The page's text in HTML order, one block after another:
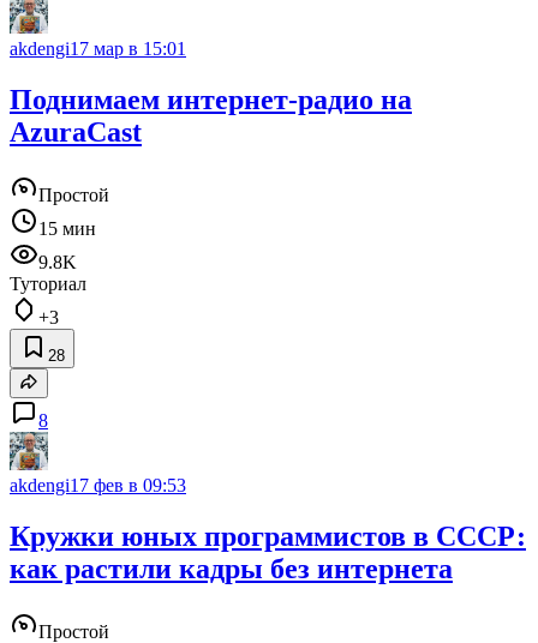
akdengi17 мар в 15:01
Поднимаем интернет-радио на
AzuraCast
Простой
15 мин
9.8K
Туториал
+3
28
8
akdengi17 фев в 09:53
Кружки юных программистов в СССР:
как растили кадры без интернета
Простой